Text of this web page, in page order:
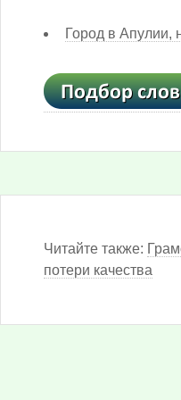
Город в Апулии,
Читайте также:
потери качества